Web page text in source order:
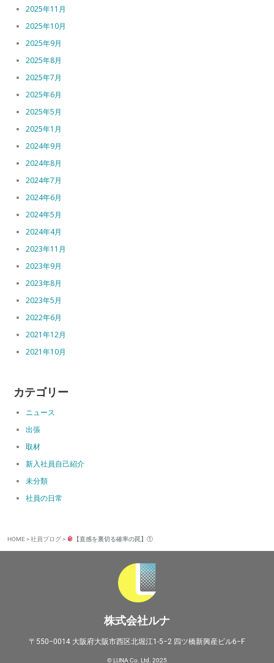
2025年11月
2025年10月
2025年9月
2025年8月
2025年7月
2025年6月
2025年5月
2025年1月
2024年9月
2024年8月
2024年7月
2024年6月
2024年5月
2024年4月
2023年11月
2023年9月
2023年8月
2023年5月
2022年6月
2021年12月
2021年10月
カテゴリー
ニュース
出張
取材
新入社員自己紹介
未分類
社員の日常
HOME>社員ブログ> 【直感を裏切る確率の罠】①
株式会社ルナ
〒550−0014 大阪府大阪市西区北堀江1-5−2 四ツ橋新興産ビル6−F
© LUNA Co. Ltd. 2025